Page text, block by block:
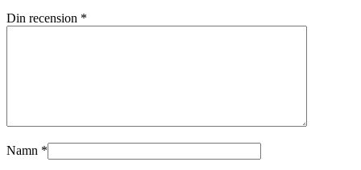
Din recension *
Namn *